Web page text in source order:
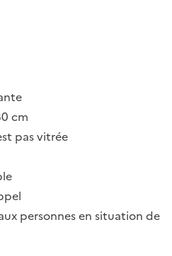
cm
pas vitrée
personnes en situation de